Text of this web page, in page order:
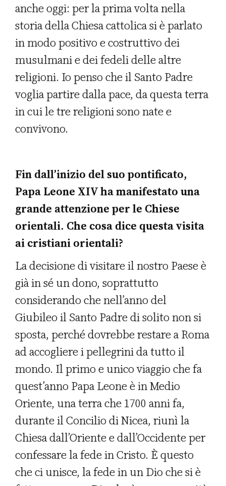
anche oggi: per la prima volta nella
storia della Chiesa cattolica si è parlato
in modo positivo e costruttivo dei
musulmani e dei fedeli delle altre
religioni. Io penso che il Santo Padre
voglia partire dalla pace, da questa terra
in cui le tre religioni sono nate e
convivono.
Fin dall’inizio del suo pontificato,
Papa Leone XIV ha manifestato una
grande attenzione per le Chiese
orientali. Che cosa dice questa visita
ai cristiani orientali?
La decisione di visitare il nostro Paese è
già in sé un dono, soprattutto
considerando che nell’anno del
Giubileo il Santo Padre di solito non si
sposta, perché dovrebbe restare a Roma
ad accogliere i pellegrini da tutto il
mondo. Il primo e unico viaggio che fa
quest’anno Papa Leone è in Medio
Oriente, una terra che 1700 anni fa,
durante il Concilio di Nicea, riunì la
Chiesa dall’Oriente e dall’Occidente per
confessare la fede in Cristo. È questo
che ci unisce, la fede in un Dio che si è